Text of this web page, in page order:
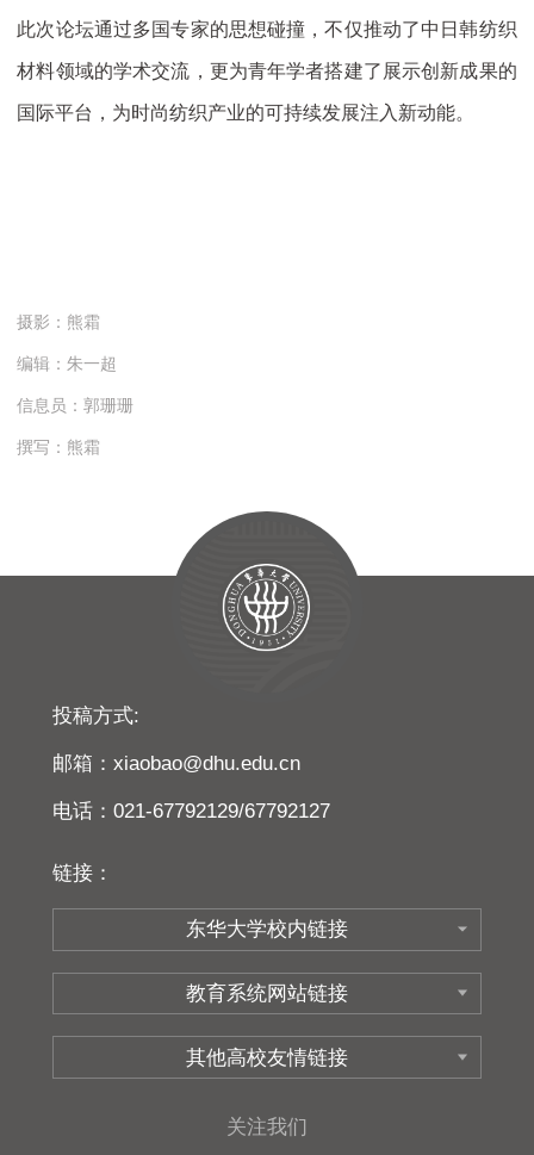
此次论坛通过多国专家的思想碰撞，不仅推动了中日韩纺织
材料领域的学术交流，更为青年学者搭建了展示创新成果的
国际平台，为时尚纺织产业的可持续发展注入新动能。
摄影：熊霜
编辑：朱一超
信息员：郭珊珊
撰写：熊霜
投稿方式:
邮箱：xiaobao@dhu.edu.cn
电话：021-67792129/67792127
链接：
关注我们